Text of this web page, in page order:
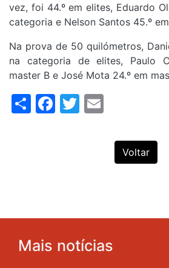
vez, foi 44.º em elites, Eduardo
categoria e Nelson Santos 45.º
Na prova de 50 quilómetros,
na categoria de elites, Paulo
master B e José Mota 24.º em
ShareFacebook
Twitter
Voltar
Mais notícias